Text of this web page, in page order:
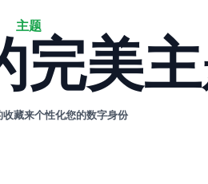
主题
完美
藏来个性化您的数字身份